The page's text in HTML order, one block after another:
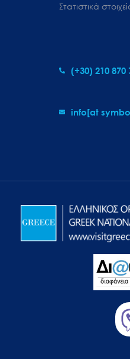
Στατιστικά
(+30) 210 870
info[at